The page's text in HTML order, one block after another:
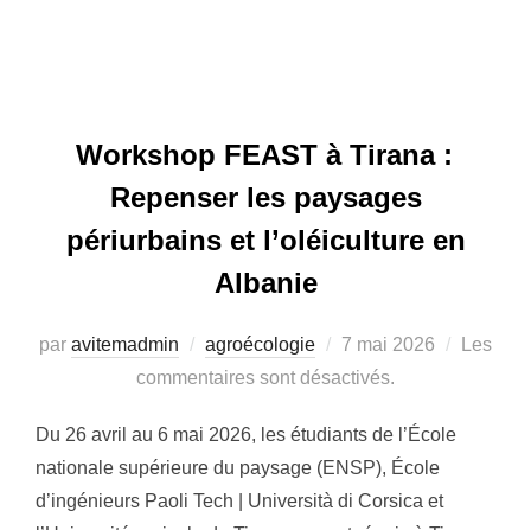
Workshop FEAST à Tirana :
Repenser les paysages
périurbains et l’oléiculture en
Albanie
par avitemadmin agroécologie
Publié
le
7 mai 2026
Les
commentaires sont désactivés.
Du 26 avril au 6 mai 2026, les étudiants de l’École
nationale supérieure du paysage (ENSP), École
d’ingénieurs Paoli Tech | Università di Corsica et